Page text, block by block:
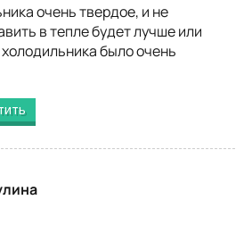
очень твердое, и не
в тепле будет лучше или
было очень